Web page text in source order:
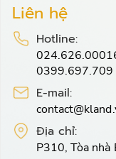
Liên hệ
Hotline:
0399.697.709
E-mail:
Địa chỉ:
P310, Tòa nhà